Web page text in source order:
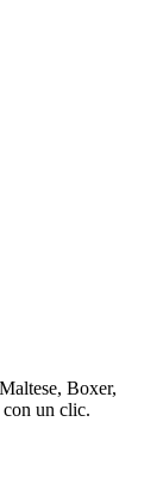
Boxer,
un clic.